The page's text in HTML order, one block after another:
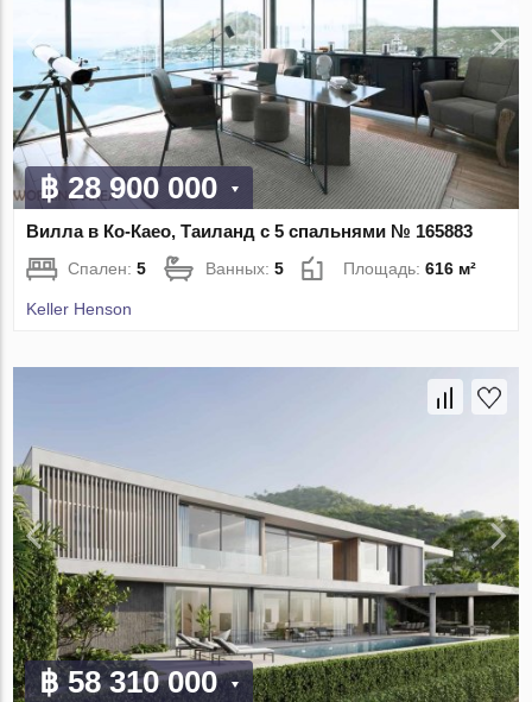
฿ 28 900 000
Вилла в Ко-Каео, Таиланд с 5 спальнями № 165883
Спален:5 Ванных:5 Площадь:616 м²
Keller Henson
฿ 58 310 000